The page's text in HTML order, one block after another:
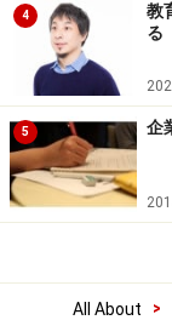
4
教
る
5 企
All About >